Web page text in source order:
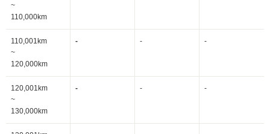
~
110,000km
110,001km
~
120,000km
- - -
120,001km
~
130,000km
- - -